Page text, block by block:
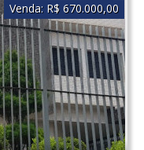
Venda: R$ 670.000,00